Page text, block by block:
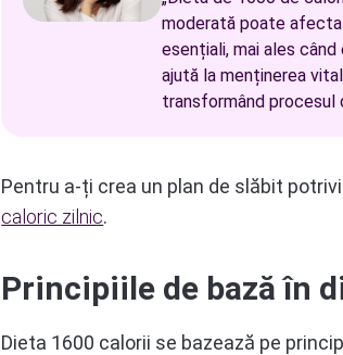
moderată poate afecta
esențiali, mai ales
ajută la menținerea
transformând procesul
Pentru a-ți crea un plan de slăbit
caloric zilnic.
Principiile de bază în
Dieta 1600 calorii se bazează pe